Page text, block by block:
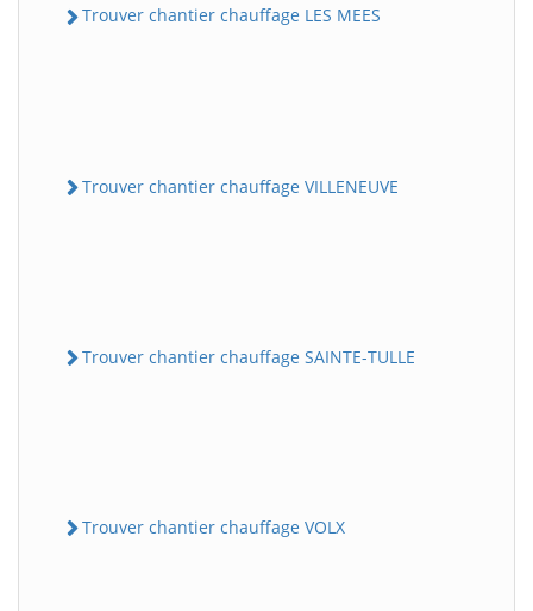
Trouver chantier chauffage LES MEES
Trouver chantier chauffage VILLENEUVE
Trouver chantier chauffage SAINTE-TULLE
Trouver chantier chauffage VOLX